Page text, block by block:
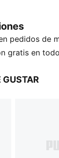
en
a su armario
pedidos de
gratis en
GUSTAR